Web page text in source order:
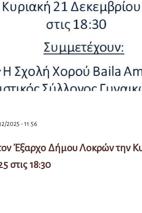
2025 - 11:56
Έξαρχο Δήμου Λοκρών την
στις 18:30